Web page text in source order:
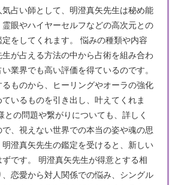
占い師として、明澄真矢先生は秘め能
眼やハイヤーセルフなどの高次元との
をしてくれます。 悩みの種類や内容
が占える方法の中から占術を組み合わ
業界でも高い評価を得ているのです。
ものから、ヒーリングやオーラの強化
いるものを引き出し、叶えてくれま
との問題や繋がりについても、詳しく
、視えない世界での本当の姿や魂の思
澄真矢先生の鑑定を受けると、新しい
です。 明澄真矢先生が得意とする相
恋愛から対人関係での悩み、シングル